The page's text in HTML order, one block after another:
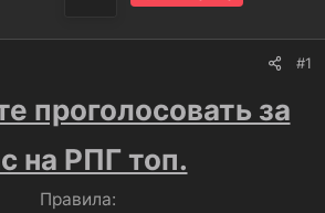
#1
проголосовать за
на РПГ топ.
Правила:​